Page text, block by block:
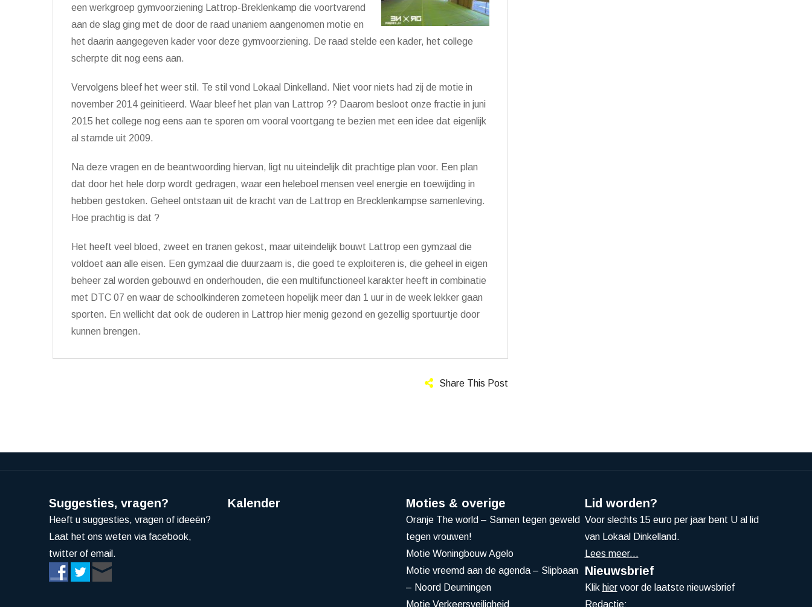
een werkgroep gymvoorziening Lattrop-Breklenkamp die voortvarend
aan de slag ging met de door de raad unaniem aangenomen motie en
het daarin aangegeven kader voor deze gymvoorziening. De raad stelde een kader, het college
scherpte dit nog eens aan.
Vervolgens bleef het weer stil. Te stil vond Lokaal Dinkelland. Niet voor niets had zij de motie in
november 2014 geinitieerd. Waar bleef het plan van Lattrop ?? Daarom besloot onze fractie in juni
2015 het college nog eens aan te sporen om vooral voortgang te bezien met een idee dat eigenlijk
al stamde uit 2009.
Na deze vragen en de beantwoording hiervan, ligt nu uiteindelijk dit prachtige plan voor. Een plan
dat door het hele dorp wordt gedragen, waar een heleboel mensen veel energie en toewijding in
hebben gestoken. Geheel ontstaan uit de kracht van de Lattrop en Brecklenkampse samenleving.
Hoe prachtig is dat ?
Het heeft veel bloed, zweet en tranen gekost, maar uiteindelijk bouwt Lattrop een gymzaal die
voldoet aan alle eisen. Een gymzaal die duurzaam is, die goed te exploiteren is, die geheel in eigen
beheer zal worden gebouwd en onderhouden, die een multifunctioneel karakter heeft in combinatie
met DTC 07 en waar de schoolkinderen zometeen hopelijk meer dan 1 uur in de week lekker gaan
sporten. En wellicht dat ook de ouderen in Lattrop hier menig gezond en gezellig sportuurtje door
kunnen brengen.
Share This Post
Suggesties, vragen?
Heeft u suggesties, vragen of ideeën?
Laat het ons weten via facebook,
twitter of email.
Kalender Moties & overige
Oranje The world – Samen tegen geweld
tegen vrouwen!
Motie Woningbouw Agelo
Motie vreemd aan de agenda – Slipbaan
– Noord Deurningen
Motie Verkeersveiligheid
Lid worden?
Voor slechts 15 euro per jaar bent U al lid
van Lokaal Dinkelland.
Lees meer...
Nieuwsbrief
Klik hiervoor de laatste nieuwsbrief
Redactie: